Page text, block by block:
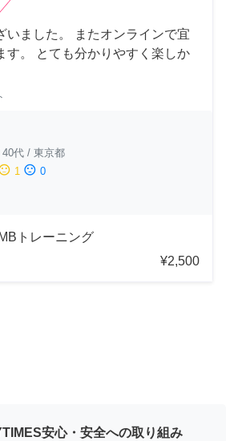
いました。 またオンラインで宜
す。 とても分かりやすく楽しか
40代 / 東京都
1 sentiment_dissatisfied 0
トレーニング
¥2,500
安心・安全への取り組み